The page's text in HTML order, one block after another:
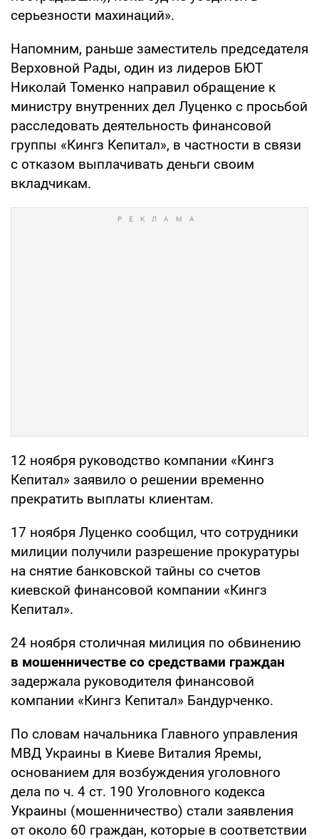
серьезности махинаций».
Напомним, раньше заместитель председателя
Верховной Рады, один из лидеров БЮТ
Николай Томенко направил обращение к
министру внутренних дел Луценко с просьбой
расследовать деятельность финансовой
группы «Кингз Кепитал», в частности в связи
с отказом выплачивать деньги своим
вкладчикам.
12 ноября руководство компании «Кингз
Кепитал» заявило о решении временно
прекратить выплаты клиентам.
17 ноября Луценко сообщил, что сотрудники
милиции получили разрешение прокуратуры
на снятие банковской тайны со счетов
киевской финансовой компании «Кингз
Кепитал».
24 ноября столичная милиция по обвинению
в мошенничестве со средствами граждан
задержала руководителя финансовой
компании «Кингз Кепитал» Бандурченко.
По словам начальника Главного управления
МВД Украины в Киеве Виталия Яремы,
основанием для возбуждения уголовного
дела по ч. 4 ст. 190 Уголовного кодекса
Украины (мошенничество) стали заявления
от около 60 граждан, которые в соответствии